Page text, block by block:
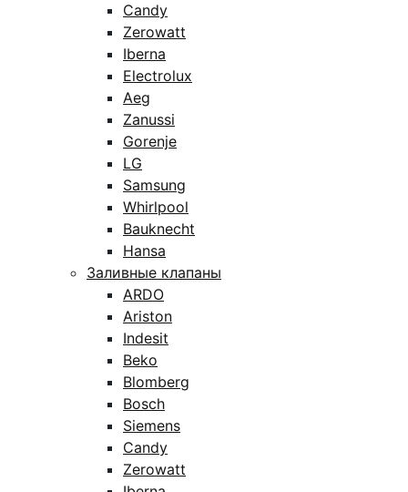
Candy
Zerowatt
Iberna
Electrolux
Aeg
Zanussi
Gorenje
LG
Samsung
Whirlpool
Bauknecht
Hansa
Заливные клапаны
ARDO
Ariston
Indesit
Beko
Blomberg
Bosch
Siemens
Candy
Zerowatt